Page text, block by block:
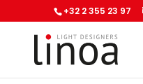
+32 2 355 23 97